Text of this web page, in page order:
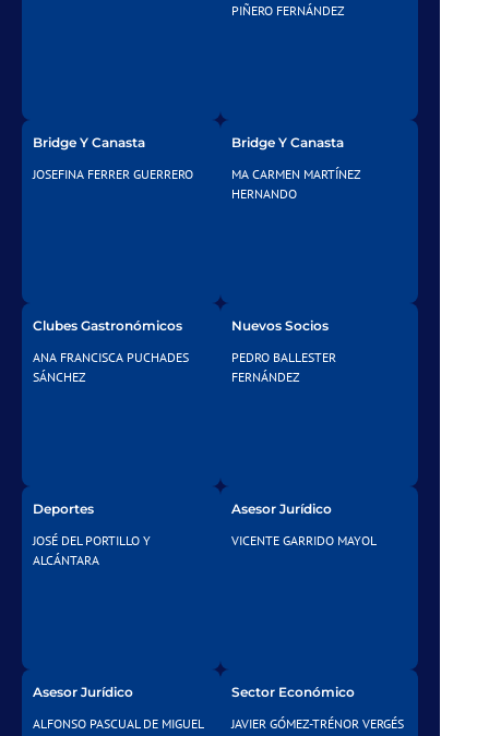
PIÑERO FERNÁNDEZ
Bridge Y Canasta
JOSEFINA FERRER GUERRERO
Bridge Y Canasta
MA CARMEN MARTÍNEZ
HERNANDO
Clubes Gastronómicos
ANA FRANCISCA PUCHADES
SÁNCHEZ
Nuevos Socios
PEDRO BALLESTER
FERNÁNDEZ
Deportes
JOSÉ DEL PORTILLO Y
ALCÁNTARA
Asesor Jurídico
VICENTE GARRIDO MAYOL
Asesor Jurídico
ALFONSO PASCUAL DE MIGUEL
Sector Económico
JAVIER GÓMEZ-TRÉNOR VERGÉS